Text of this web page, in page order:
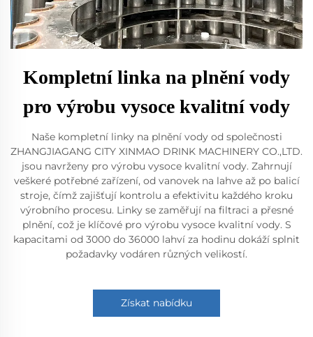
Kompletní linka na plnění vody
pro výrobu vysoce kvalitní vody
Naše kompletní linky na plnění vody od společnosti
ZHANGJIAGANG CITY XINMAO DRINK MACHINERY CO.,LTD.
jsou navrženy pro výrobu vysoce kvalitní vody. Zahrnují
veškeré potřebné zařízení, od vanovek na lahve až po balicí
stroje, čímž zajišťují kontrolu a efektivitu každého kroku
výrobního procesu. Linky se zaměřují na filtraci a přesné
plnění, což je klíčové pro výrobu vysoce kvalitní vody. S
kapacitami od 3000 do 36000 lahví za hodinu dokáží splnit
požadavky vodáren různých velikostí.
Získat nabídku